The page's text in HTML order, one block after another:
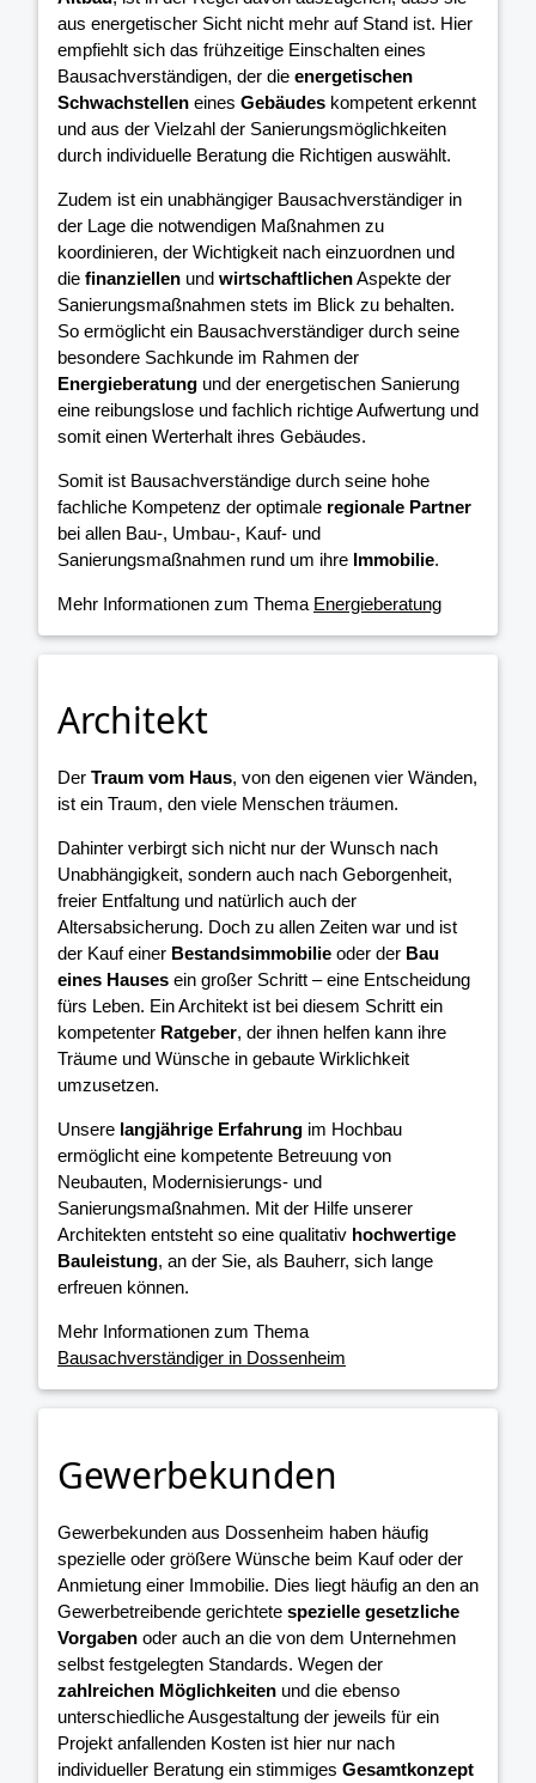
aus energetischer Sicht nicht mehr auf Stand ist. Hier
empfiehlt sich das frühzeitige Einschalten eines
Bausachverständigen, der die energetischen
Schwachstellen eines Gebäudes kompetent erkennt
und aus der Vielzahl der Sanierungsmöglichkeiten
durch individuelle Beratung die Richtigen auswählt.
Zudem ist ein unabhängiger Bausachverständiger in
der Lage die notwendigen Maßnahmen zu
koordinieren, der Wichtigkeit nach einzuordnen und
die finanziellen und wirtschaftlichenAspekte der
Sanierungsmaßnahmen stets im Blick zu behalten.
So ermöglicht ein Bausachverständiger durch seine
besondere Sachkunde im Rahmen der
Energieberatung und der energetischen Sanierung
eine reibungslose und fachlich richtige Aufwertung und
somit einen Werterhalt ihres Gebäudes.
Somit ist Bausachverständige durch seine hohe
fachliche Kompetenz der optimale regionale Partner
bei allen Bau-, Umbau-, Kauf- und
Sanierungsmaßnahmen rund um ihre Immobilie.
Mehr Informationen zum Thema Energieberatung
Architekt
Der Traum vom Haus, von den eigenen vier Wänden,
ist ein Traum, den viele Menschen träumen.
Dahinter verbirgt sich nicht nur der Wunsch nach
Unabhängigkeit, sondern auch nach Geborgenheit,
freier Entfaltung und natürlich auch der
Altersabsicherung. Doch zu allen Zeiten war und ist
der Kauf einer Bestandsimmobilie oder der Bau
eines Hauses ein großer Schritt – eine Entscheidung
fürs Leben. Ein Architekt ist bei diesem Schritt ein
kompetenter Ratgeber, der ihnen helfen kann ihre
Träume und Wünsche in gebaute Wirklichkeit
umzusetzen.
Unsere langjährige Erfahrung im Hochbau
ermöglicht eine kompetente Betreuung von
Neubauten, Modernisierungs- und
Sanierungsmaßnahmen. Mit der Hilfe unserer
Architekten entsteht so eine qualitativ hochwertige
Bauleistung, an der Sie, als Bauherr, sich lange
erfreuen können.
Mehr Informationen zum Thema
Bausachverständiger in Dossenheim
Gewerbekunden
Gewerbekunden aus Dossenheim haben häufig
spezielle oder größere Wünsche beim Kauf oder der
Anmietung einer Immobilie. Dies liegt häufig an den an
Gewerbetreibende gerichtete spezielle gesetzliche
Vorgaben oder auch an die von dem Unternehmen
selbst festgelegten Standards. Wegen der
zahlreichen Möglichkeiten und die ebenso
unterschiedliche Ausgestaltung der jeweils für ein
Projekt anfallenden Kosten ist hier nur nach
individueller Beratung ein stimmiges Gesamtkonzept